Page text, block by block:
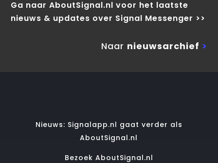
Ga naar AboutSignal.nl voor het laatste
nieuws & updates over Signal Messenger >>
Naar nieuwsarchief >
Nieuws: Signalapp.nl gaat verder als
AboutSignal.nl
Bezoek AboutSignal.nl